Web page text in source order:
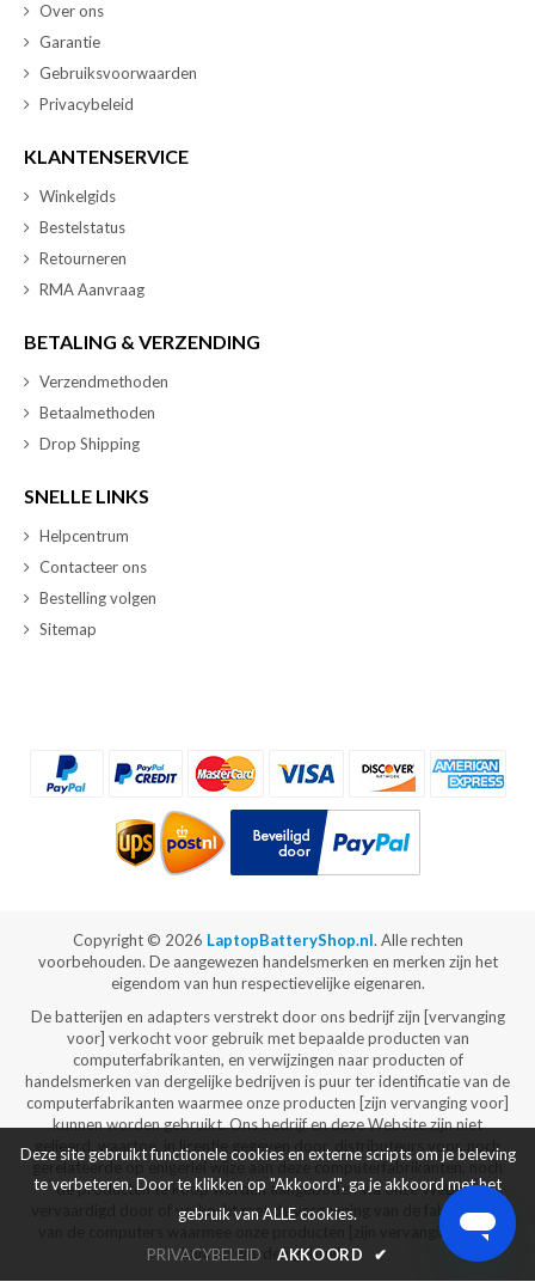
Over ons
Garantie
Gebruiksvoorwaarden
Privacybeleid
KLANTENSERVICE
Winkelgids
Bestelstatus
Retourneren
RMA Aanvraag
BETALING & VERZENDING
Verzendmethoden
Betaalmethoden
Drop Shipping
SNELLE LINKS
Helpcentrum
Contacteer ons
Bestelling volgen
Sitemap
Copyright © 2026 LaptopBatteryShop.nl. Alle rechten
voorbehouden. De aangewezen handelsmerken en merken zijn het
eigendom van hun respectievelijke eigenaren.
De batterijen en adapters verstrekt door ons bedrijf zijn [vervanging
voor] verkocht voor gebruik met bepaalde producten van
computerfabrikanten, en verwijzingen naar producten of
handelsmerken van dergelijke bedrijven is puur ter identificatie van de
computerfabrikanten waarmee onze producten [zijn vervanging voor]
kunnen worden gebruikt. Ons bedrijf en deze Website zijn niet
gelieerd, waartoe, in licentie gegeven door, distributeurs voor, noch
gerelateerde op enigerlei wijze aan deze computerfabrikanten, noch
de producten te koop worden aangeboden via onze Website
vervaardigd door of verkocht met de vergunning van de fabrikanten
van de computers waarmee onze producten [zijn vervanging voor]
kunnen worden gebruikt.
Deze site gebruikt functionele cookies en externe scripts om je beleving
te verbeteren. Door te klikken op "Akkoord", ga je akkoord met het
gebruik van ALLE cookies.
PRIVACYBELEID AKKOORD ✔